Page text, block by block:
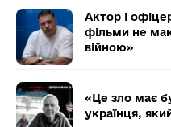
Актор і
фільми не
війною»
«Це зло має
українця,